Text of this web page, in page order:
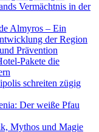
Vermächtnis in der
Almyros – Ein
der Region
Prävention
Pakete die
schreiten zügig
Der weiße Pfau
Mythos und Magie